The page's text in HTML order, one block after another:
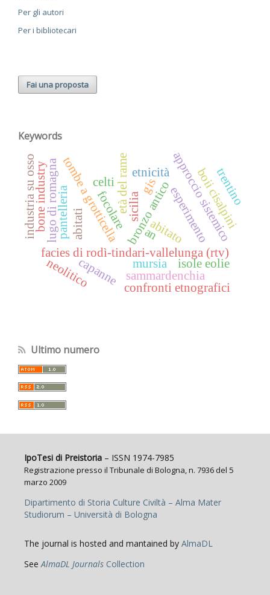
Per gli autori
Per i bibliotecari
Fai una proposta
Keywords
bronzo antico
abitato
facies di rodì-tindari-vallelunga (rtv)
sicilia
età del rame
tombe a grotticella
abitati focolare esperimento
approccio sistemico
mursia
pantelleria
capanne
lugo di romagna etnicità boii cisalpini
celti
neolitico sammardenchia
gis
industria su osso
confronti etnografici
bone industry
an
isole eolie
trentino
Ultimo numero
IpoTesi di Preistoria– ISSN 1974-7985
Registrazione presso il Tribunale di Bologna, n. 7936 del 5
marzo 2009
Dipartimento di Storia Culture Civiltà – Alma Mater
Studiorum – Università di Bologna
The journal is hosted and mantained by AlmaDL
SeeAlmaDL JournalsCollection